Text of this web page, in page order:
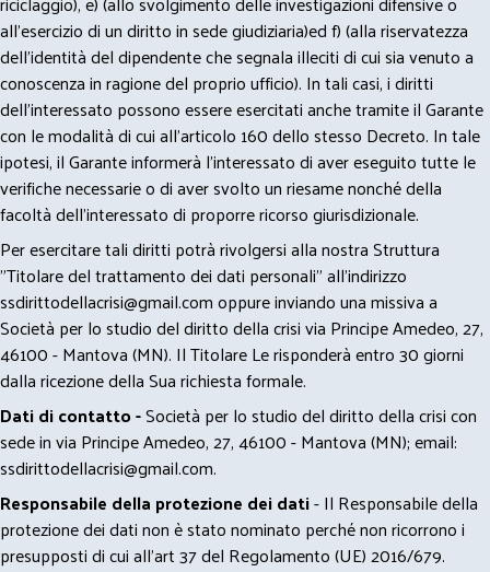
all’esercizio di un diritto in sede giudiziaria)ed f) (alla riservatezza
dell’identità del dipendente che segnala illeciti di cui sia venuto a
conoscenza in ragione del proprio ufficio). In tali casi, i diritti
dell’interessato possono essere esercitati anche tramite il Garante
con le modalità di cui all’articolo 160 dello stesso Decreto. In tale
ipotesi, il Garante informerà l’interessato di aver eseguito tutte le
verifiche necessarie o di aver svolto un riesame nonché della
facoltà dell’interessato di proporre ricorso giurisdizionale.
Per esercitare tali diritti potrà rivolgersi alla nostra Struttura
"Titolare del trattamento dei dati personali" all'indirizzo
ssdirittodellacrisi@gmail.comoppure inviando una missiva a
Società per lo studio del diritto della crisi via Principe Amedeo, 27,
46100 - Mantova (MN). Il Titolare Le risponderà entro 30 giorni
dalla ricezione della Sua richiesta formale.
Dati di contatto -Società per lo studio del diritto della crisi con
sede in via Principe Amedeo, 27, 46100 - Mantova (MN); email:
ssdirittodellacrisi@gmail.com.
Responsabile della protezione dei dati- Il Responsabile della
protezione dei dati non è stato nominato perché non ricorrono i
presupposti di cui all’art 37 del Regolamento (UE) 2016/679.